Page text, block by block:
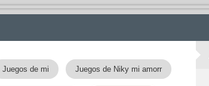
Juegos de mi Juegos de Niky mi amorr